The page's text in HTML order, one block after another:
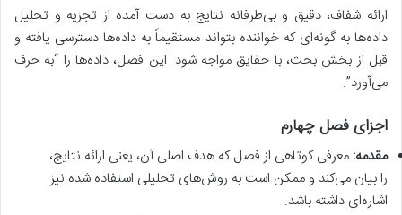
ارائه شفاف، دقیق و بی‌طرفانه نتایج به دست آمده از تجزیه و تحلیل
داده‌ها به گونه‌ای که خواننده بتواند مستقیماً به داده‌ها دسترسی یافته و
قبل از بخش بحث، با حقایق مواجه شود. این فصل، داده‌ها را “به حرف
می‌آورد”.
اجزای فصل چهارم
مقدمه: معرفی کوتاهی از فصل که هدف اصلی آن، یعنی ارائه نتایج،
را بیان می‌کند و ممکن است به روش‌های تحلیلی استفاده شده نیز
اشاره‌ای داشته باشد.